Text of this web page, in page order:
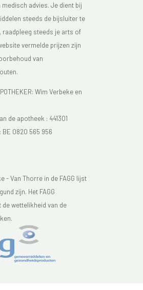
advies. Je dient bij
steeds de bijsluiter te
raadpleeg steeds je arts of
vermelde prijzen zijn
van
Wim Verbeke en
de apotheek : 441301
BE 0820 565 956
- Van Thorre in de FAGG lijst
zijn. Het FAGG
wettelikheid van de